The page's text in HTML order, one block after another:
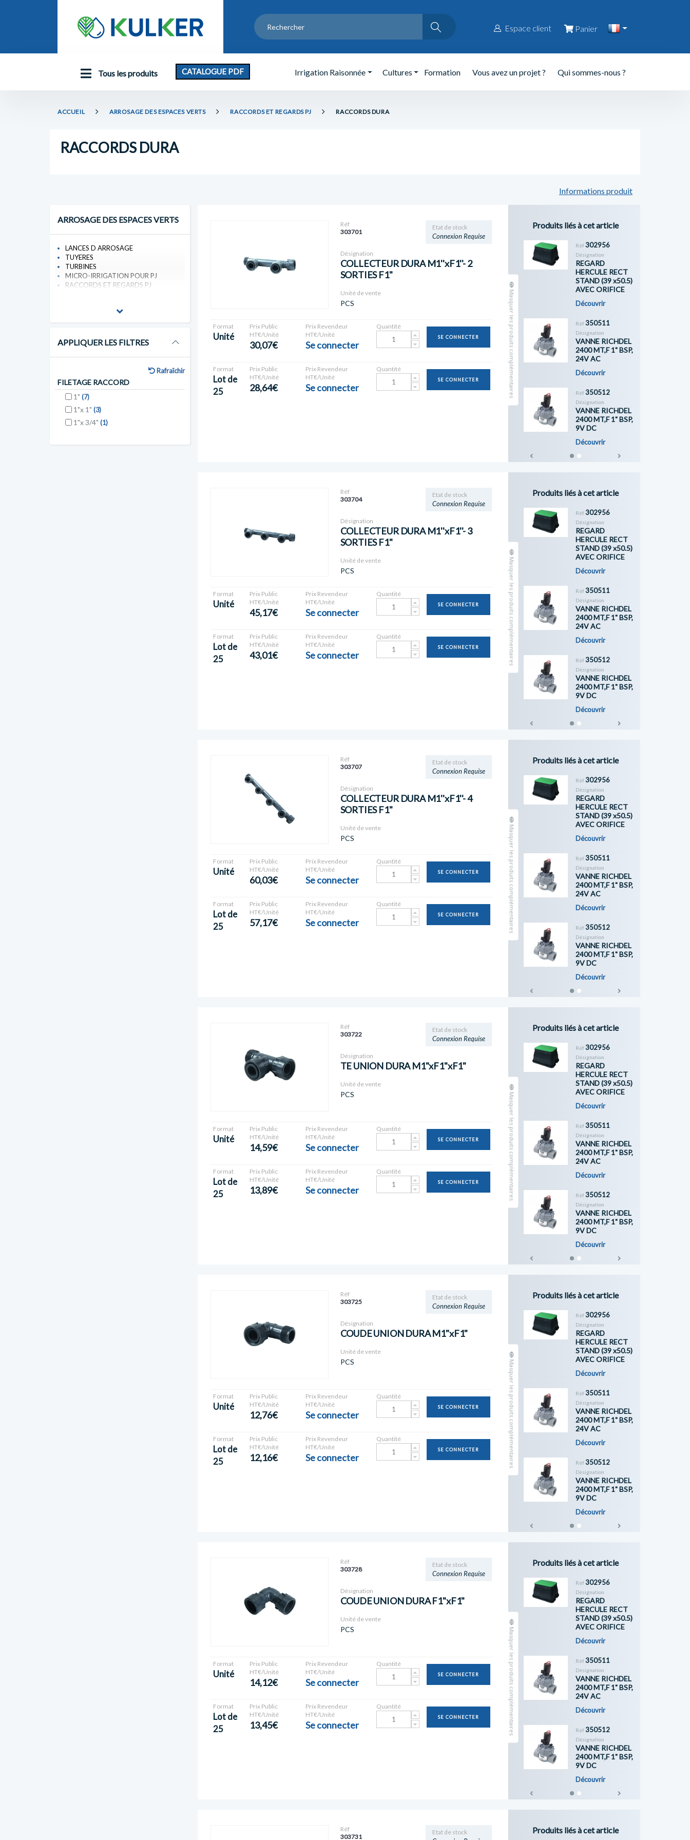
Espace client Panier
Tous les produits CATALOGUE PDF Qui sommes-nous ?
Vous avez un projet ?
Formation
Cultures
Irrigation Raisonnée
ACCUEIL ARROSAGE DES ESPACES VERTS RACCORDS ET REGARDS PJ RACCORDS DURA
RACCORDS DURA
Informations produit
ARROSAGE DES ESPACES VERTS
LANCES D ARROSAGE
TUYERES
TURBINES
MICRO-IRRIGATION POUR PJ
RACCORDS ET REGARDS PJ
APPLIQUER LES FILTRES
Rafraîchir
FILETAGE RACCORD
1" (7)
1"x 1" (3)
1"x 3/4" (1)
Etat de stock
Connexion Requise
Réf
303701
Désignation
COLLECTEUR DURA M1''xF1''- 2
SORTIES F1"
Unité de vente
PCS
Format
Unité
Prix Public
HT€/Unité
30,07€
Prix Revendeur
HT€/Unité
Se connecter
Quantité
SE CONNECTER
Format
Lot de
25
Prix Public
HT€/Unité
28,64€
Prix Revendeur
HT€/Unité
Se connecter
Quantité
SE CONNECTER Masquer les produits complémentaires
Produits liés à cet article
Réf302956
Désignation
REGARD
HERCULE RECT
STAND (39 x50.5)
AVEC ORIFICE
Découvrir
Réf350511
Désignation
VANNE RICHDEL
2400 MT,F 1" BSP,
24V AC
Découvrir
Réf350512
Désignation
VANNE RICHDEL
2400 MT,F 1" BSP,
9V DC
Découvrir
Previous
Etat de stock
Connexion Requise
Réf
303704
Désignation
COLLECTEUR DURA M1''xF1''- 3
SORTIES F1"
Unité de vente
PCS
Format
Unité
Prix Public
HT€/Unité
45,17€
Prix Revendeur
HT€/Unité
Se connecter
Quantité
SE CONNECTER
Format
Lot de
25
Prix Public
HT€/Unité
43,01€
Prix Revendeur
HT€/Unité
Se connecter
Quantité
SE CONNECTER Masquer les produits complémentaires
Produits liés à cet article
Réf302956
Désignation
REGARD
HERCULE RECT
STAND (39 x50.5)
AVEC ORIFICE
Découvrir
Réf350511
Désignation
VANNE RICHDEL
2400 MT,F 1" BSP,
24V AC
Découvrir
Réf350512
Désignation
VANNE RICHDEL
2400 MT,F 1" BSP,
9V DC
Découvrir
Previous
Etat de stock
Connexion Requise
Réf
303707
Désignation
COLLECTEUR DURA M1''xF1''- 4
SORTIES F1"
Unité de vente
PCS
Format
Unité
Prix Public
HT€/Unité
60,03€
Prix Revendeur
HT€/Unité
Se connecter
Quantité
SE CONNECTER
Format
Lot de
25
Prix Public
HT€/Unité
57,17€
Prix Revendeur
HT€/Unité
Se connecter
Quantité
SE CONNECTER Masquer les produits complémentaires
Produits liés à cet article
Réf302956
Désignation
REGARD
HERCULE RECT
STAND (39 x50.5)
AVEC ORIFICE
Découvrir
Réf350511
Désignation
VANNE RICHDEL
2400 MT,F 1" BSP,
24V AC
Découvrir
Réf350512
Désignation
VANNE RICHDEL
2400 MT,F 1" BSP,
9V DC
Découvrir
Previous
Etat de stock
Connexion Requise
Réf
303722
Désignation
TE UNION DURA M1"xF1"xF1"
Unité de vente
PCS
Format
Unité
Prix Public
HT€/Unité
14,59€
Prix Revendeur
HT€/Unité
Se connecter
Quantité
SE CONNECTER
Format
Lot de
25
Prix Public
HT€/Unité
13,89€
Prix Revendeur
HT€/Unité
Se connecter
Quantité
SE CONNECTER Masquer les produits complémentaires
Produits liés à cet article
Réf302956
Désignation
REGARD
HERCULE RECT
STAND (39 x50.5)
AVEC ORIFICE
Découvrir
Réf350511
Désignation
VANNE RICHDEL
2400 MT,F 1" BSP,
24V AC
Découvrir
Réf350512
Désignation
VANNE RICHDEL
2400 MT,F 1" BSP,
9V DC
Découvrir
Previous
Etat de stock
Connexion Requise
Réf
303725
Désignation
COUDE UNION DURA M1"xF1"
Unité de vente
PCS
Format
Unité
Prix Public
HT€/Unité
12,76€
Prix Revendeur
HT€/Unité
Se connecter
Quantité
SE CONNECTER
Format
Lot de
25
Prix Public
HT€/Unité
12,16€
Prix Revendeur
HT€/Unité
Se connecter
Quantité
SE CONNECTER Masquer les produits complémentaires
Produits liés à cet article
Réf302956
Désignation
REGARD
HERCULE RECT
STAND (39 x50.5)
AVEC ORIFICE
Découvrir
Réf350511
Désignation
VANNE RICHDEL
2400 MT,F 1" BSP,
24V AC
Découvrir
Réf350512
Désignation
VANNE RICHDEL
2400 MT,F 1" BSP,
9V DC
Découvrir
Previous
Etat de stock
Connexion Requise
Réf
303728
Désignation
COUDE UNION DURA F1"xF1"
Unité de vente
PCS
Format
Unité
Prix Public
HT€/Unité
14,12€
Prix Revendeur
HT€/Unité
Se connecter
Quantité
SE CONNECTER
Format
Lot de
25
Prix Public
HT€/Unité
13,45€
Prix Revendeur
HT€/Unité
Se connecter
Quantité
SE CONNECTER Masquer les produits complémentaires
Produits liés à cet article
Réf302956
Désignation
REGARD
HERCULE RECT
STAND (39 x50.5)
AVEC ORIFICE
Découvrir
Réf350511
Désignation
VANNE RICHDEL
2400 MT,F 1" BSP,
24V AC
Découvrir
Réf350512
Désignation
VANNE RICHDEL
2400 MT,F 1" BSP,
9V DC
Découvrir
Previous
Etat de stock
Réf
303731
Produits liés à cet article